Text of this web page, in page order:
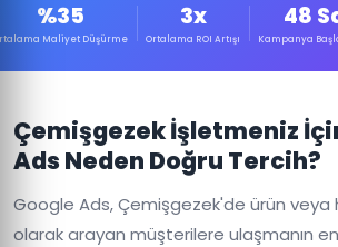
%35
Maliyet Düşürme
3x
Ortalama ROI Artışı
48
Kampanya
Çemişgezek İşletmeniz
Ads Neden Doğru Tercih?
Google Ads, Çemişgezek'de ürün
olarak arayan müşterilere ulaşmanın en